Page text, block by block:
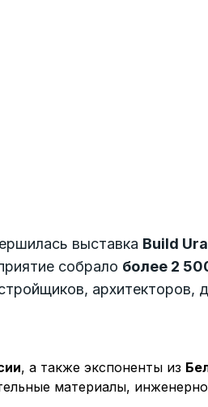
выставка Build
собрало более 2
архитекторов,
, а также экспоненты из
материалы,